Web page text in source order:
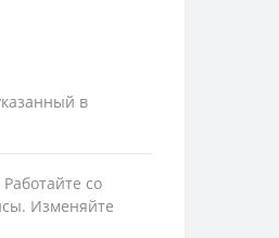
в
со
Изменяйте